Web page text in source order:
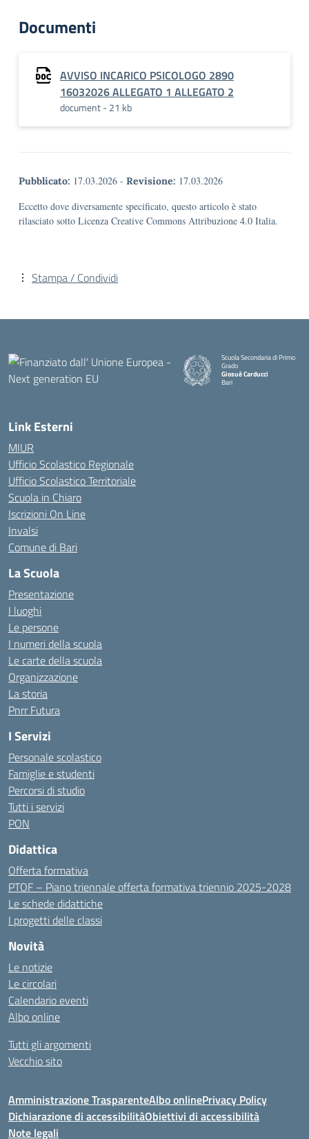
Documenti
AVVISO INCARICO PSICOLOGO 2890
16032026 ALLEGATO 1 ALLEGATO 2
document - 21 kb
Pubblicato: 17.03.2026 - Revisione: 17.03.2026
Eccetto dove diversamente specificato, questo articolo è stato
rilasciato sotto Licenza Creative Commons Attribuzione 4.0 Italia.
Stampa / Condividi
Scuola Secondaria di Primo
Grado
Giosuè Carducci
Bari
Link Esterni
MIUR
Ufficio Scolastico Regionale
Ufficio Scolastico Territoriale
Scuola in Chiaro
Iscrizioni On Line
Invalsi
Comune di Bari
La Scuola
Presentazione
I luoghi
Le persone
I numeri della scuola
Le carte della scuola
Organizzazione
La storia
Pnrr Futura
I Servizi
Personale scolastico
Famiglie e studenti
Percorsi di studio
Tutti i servizi
PON
Didattica
Offerta formativa
PTOF – Piano triennale offerta formativa triennio 2025-2028
Le schede didattiche
I progetti delle classi
Novità
Le notizie
Le circolari
Calendario eventi
Albo online
Tutti gli argomenti
Vecchio sito
Amministrazione TrasparenteAlbo onlinePrivacy Policy
Dichiarazione di accessibilitàObiettivi di accessibilità
Note legali